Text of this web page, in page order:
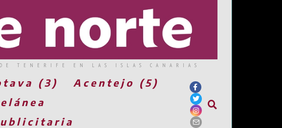
TENERIFE EN LAS ISLAS CANARIAS
(3)
Acentejo (5)